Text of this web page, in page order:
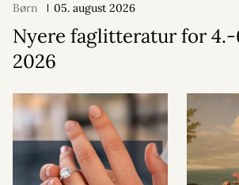
Børn 05. august 2026
Nyere faglitteratur for 4.-
2026